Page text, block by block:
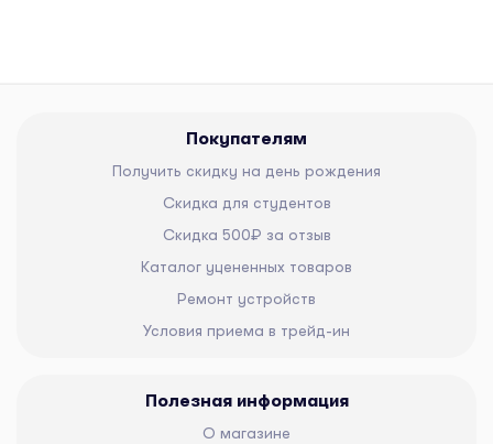
Покупателям
Получить скидку на день рождения
Скидка для студентов
Скидка 500₽ за отзыв
Каталог уцененных товаров
Ремонт устройств
Условия приема в трейд-ин
Полезная информация
О магазине